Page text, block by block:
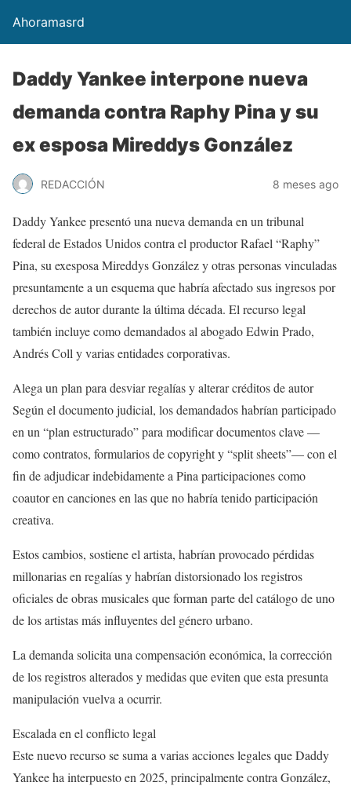
Ahoramasrd
Daddy Yankee interpone nueva
demanda contra Raphy Pina y su
ex esposa Mireddys González
REDACCIÓN 8 meses ago
Daddy Yankee presentó una nueva demanda en un tribunal
federal de Estados Unidos contra el productor Rafael “Raphy”
Pina, su exesposa Mireddys González y otras personas vinculadas
presuntamente a un esquema que habría afectado sus ingresos por
derechos de autor durante la última década. El recurso legal
también incluye como demandados al abogado Edwin Prado,
Andrés Coll y varias entidades corporativas.
Alega un plan para desviar regalías y alterar créditos de autor
Según el documento judicial, los demandados habrían participado
en un “plan estructurado” para modificar documentos clave —
como contratos, formularios de copyright y “split sheets”— con el
fin de adjudicar indebidamente a Pina participaciones como
coautor en canciones en las que no habría tenido participación
creativa.
Estos cambios, sostiene el artista, habrían provocado pérdidas
millonarias en regalías y habrían distorsionado los registros
oficiales de obras musicales que forman parte del catálogo de uno
de los artistas más influyentes del género urbano.
La demanda solicita una compensación económica, la corrección
de los registros alterados y medidas que eviten que esta presunta
manipulación vuelva a ocurrir.
Escalada en el conflicto legal
Este nuevo recurso se suma a varias acciones legales que Daddy
Yankee ha interpuesto en 2025, principalmente contra González,